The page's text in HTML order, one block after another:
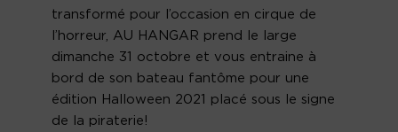
transformé pour l’occasion en cirque de
l’horreur, AU HANGAR prend le large
dimanche 31 octobre et vous entraine à
bord de son bateau fantôme pour une
édition Halloween 2021 placé sous le signe
de la piraterie!